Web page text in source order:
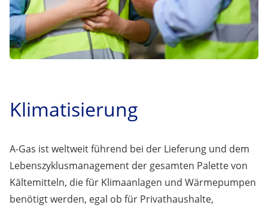
Klimatisierung
A-Gas ist weltweit führend bei der Lieferung und dem
Lebenszyklusmanagement der gesamten Palette von
Kältemitteln, die für Klimaanlagen und Wärmepumpen
benötigt werden, egal ob für Privathaushalte,